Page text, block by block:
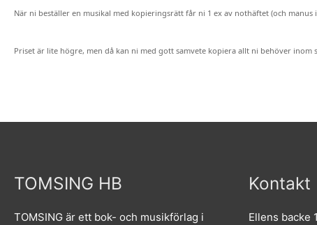
När ni beställer en musikal med kopieringsrätt får ni 1 ex av nothäftet (och
Priset är lite högre, men då kan ni med gott samvete kopiera allt ni behöver inom
TOMSING HB
TOMSING är ett bok- och musikförlag i
Kontakt
Ellens backe 1